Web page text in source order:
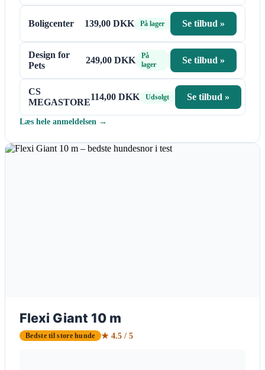
Boligcenter 139,00 DKK På lager Se tilbud »
Design for
Pets
249,00 DKK
På
lager
Se tilbud »
CS
MEGASTORE
114,00 DKK Udsolgt Se tilbud »
Læs hele anmeldelsen →
Flexi Giant 10 m
Bedste til store hunde ★ 4.5 / 5